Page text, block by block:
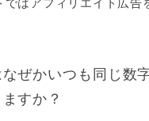
はアフィリエイト広告
ぜかいつも同じ数
すか？